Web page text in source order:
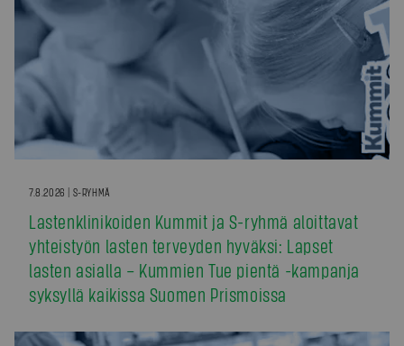
7.8.2026 | S-RYHMÄ
Lastenklinikoiden Kummit ja S-ryhmä aloittavat
yhteistyön lasten terveyden hyväksi: Lapset
lasten asialla – Kummien Tue pientä -kampanja
syksyllä kaikissa Suomen Prismoissa